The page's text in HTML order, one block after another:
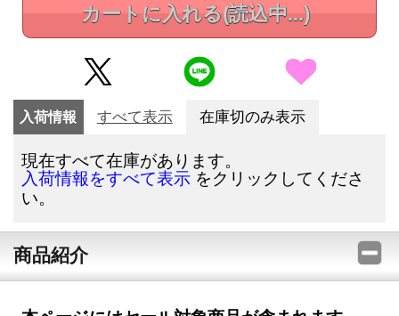
カートに入れる(読込中...)
入荷情報 すべて表示 在庫切のみ表示
現在すべて在庫があります。
入荷情報をすべて表示 をクリックしてくださ
い。
商品紹介